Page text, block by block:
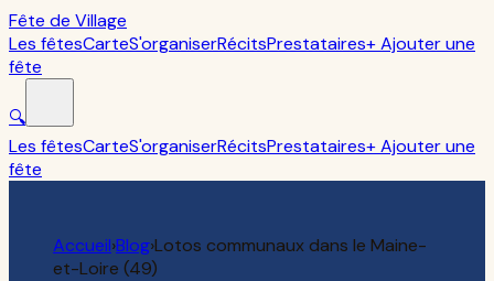
Fête de Village
Les fêtesCarteS'organiserRécitsPrestataires+ Ajouter une
fête
🔍
Les fêtesCarteS'organiserRécitsPrestataires+ Ajouter une
fête
Accueil›Blog›Lotos communaux dans le Maine-
et-Loire (49)